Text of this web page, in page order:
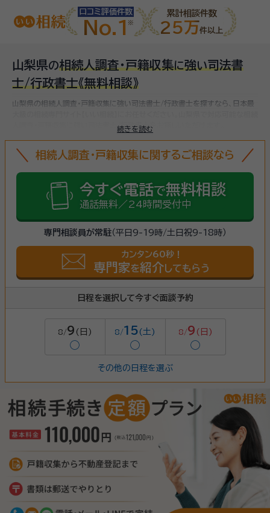
口コミ評価件数
No.1
累計相談件数
25万件以上
山梨県の相続人調査・戸籍収集に強い司法書
士/行政書士《無料相談》
続きを読む
山梨県の相続人調査・戸籍収集に強い司法書士/行政書士を探すなら、日本最
人調査・戸籍収集に強い司法書士/行政書士をお探しいただけます。
相続人調査・戸籍収集に関するご相談なら
今すぐ電話で無料相談
通話無料／24時間受付中
専門相談員が常駐（平日9-19時/土日祝9-18時）
カンタン60秒！
専門家を紹介 してもらう
日程を選択して今すぐ面談予約
8/9 (日)
◯
8/15(土)
◯
8/9 (日)
◯
その他の日程を選ぶ